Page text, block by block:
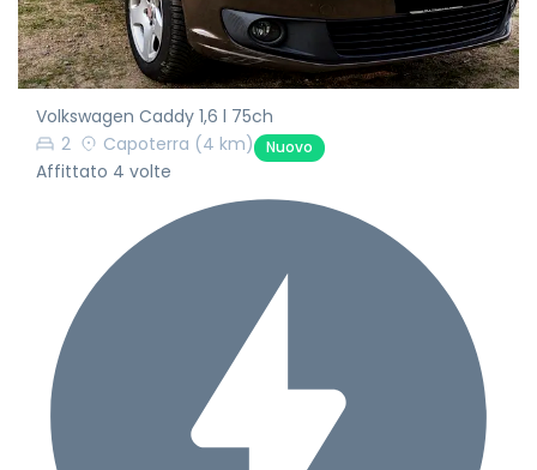
Volkswagen Caddy 1,6 l 75ch
2
Capoterra (4 km) Nuovo
Affittato 4 volte